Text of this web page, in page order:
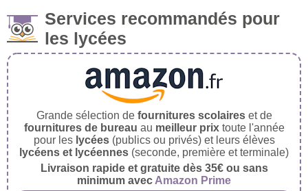
Services recommandés pour
les lycées
Grande sélection de fournitures scolaireset de
fournitures de bureau au meilleur prixtoute l'année
pour les lycées(publics ou privés) et leurs élèves
lycéens et lycéennes (seconde, première et terminale)
Livraison rapide et gratuite dès 35€ ou sans
minimum avec Amazon Prime